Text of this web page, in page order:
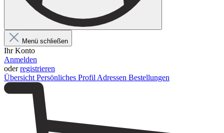
Menü schließen
Ihr Konto
Anmelden
oderregistrieren
Übersicht Persönliches Profil Adressen Bestellungen